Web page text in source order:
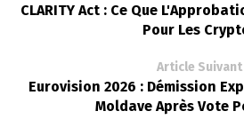
CLARITY Act : Ce Que
Pour Les
Article Suivant
Eurovision 2026 : Démission
Moldave Après Vote